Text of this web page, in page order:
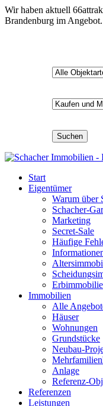
Wir haben aktuell 66
Brandenburg im Angebot.
Suchen
Start
Eigentümer
Warum über
Schacher-
Marketing
Secret-Sale
Häufige
Erbimmobilie
Immobilien
Alle
Häuser
Wohnungen
Grundstücke
Neubau-
Anlage
Referenz-
Referenzen
Leistungen